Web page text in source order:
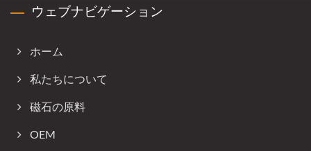
ウェブナビゲーション
ホーム
私たちについて
磁石の原料
OEM